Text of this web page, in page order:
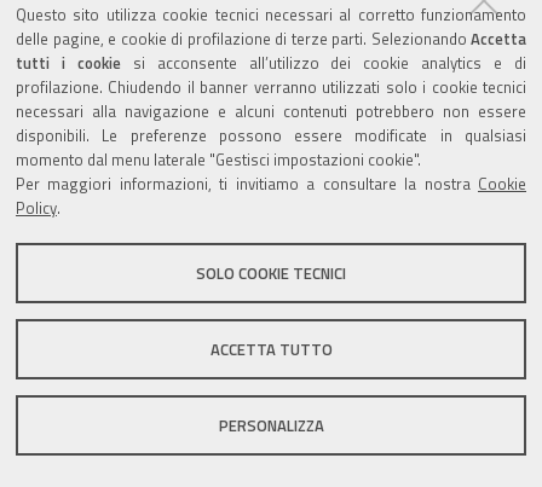
Questo sito utilizza cookie tecnici necessari al corretto funzionamento
delle pagine, e cookie di profilazione di terze parti. Selezionando Accetta
tutti i cookiesi acconsente all’utilizzo dei cookie analytics e di
profilazione. Chiudendo il banner verranno utilizzati solo i cookie tecnici
necessari alla navigazione e alcuni contenuti potrebbero non essere
disponibili. Le preferenze possono essere modificate in qualsiasi
momento dal menu laterale "Gestisci impostazioni cookie".
Per maggiori informazioni, ti invitiamo a consultare la nostra Cookie
Policy.
SOLO COOKIE TECNICI
ACCETTA TUTTO
PERSONALIZZA
Valuta questo sito
Sito istituzionale Comune di Zola Predosa
Privacy policy|DPO|Accessibilità